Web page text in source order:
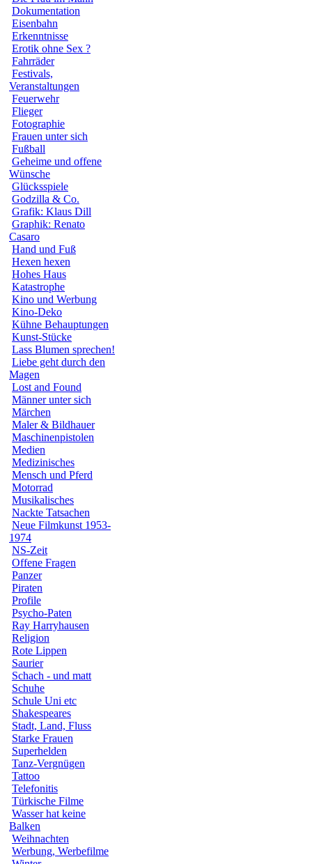
Dokumentation
Eisenbahn
Erkenntnisse
Erotik ohne Sex ?
Fahrräder
Festivals,
Veranstaltungen
Feuerwehr
Flieger
Fotographie
Frauen unter sich
Fußball
Geheime und offene
Wünsche
Glücksspiele
Godzilla & Co.
Grafik: Klaus Dill
Graphik: Renato
Casaro
Hand und Fuß
Hexen hexen
Hohes Haus
Katastrophe
Kino und Werbung
Kino-Deko
Kühne Behauptungen
Kunst-Stücke
Lass Blumen sprechen!
Liebe geht durch den
Magen
Lost and Found
Männer unter sich
Märchen
Maler & Bildhauer
Maschinenpistolen
Medien
Medizinisches
Mensch und Pferd
Motorrad
Musikalisches
Nackte Tatsachen
Neue Filmkunst 1953-
1974
NS-Zeit
Offene Fragen
Panzer
Piraten
Profile
Psycho-Paten
Ray Harryhausen
Religion
Rote Lippen
Saurier
Schach - und matt
Schuhe
Schule Uni etc
Shakespeares
Stadt, Land, Fluss
Starke Frauen
Superhelden
Tanz-Vergnügen
Tattoo
Telefonitis
Türkische Filme
Wasser hat keine
Balken
Weihnachten
Werbung, Werbefilme